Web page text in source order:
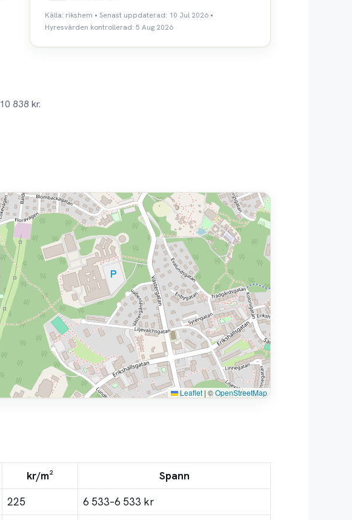
Källa: rikshem • Senast uppdaterad: 10 Jul 2026 •
Hyresvärden kontrollerad: 5 Aug 2026
838 kr.
Leaflet | ©OpenStreetMap
kr/m²
Spann
225
6 533–6 533 kr